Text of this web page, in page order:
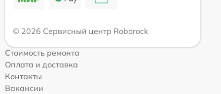
© 2026 Сервисный центр Roborock
Стоимость ремонта
Оплата и доставка
Контакты
Вакансии